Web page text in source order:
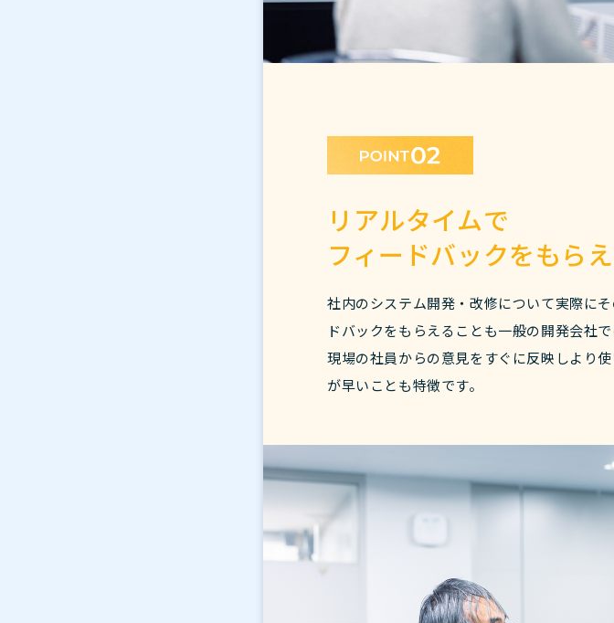
リアルタイムで
フィードバックをもら
社内のシステム開発・改修について実際に
ドバックをもらえることも一般の開発会社
現場の社員からの意見をすぐに反映しより
が早いことも特徴です。